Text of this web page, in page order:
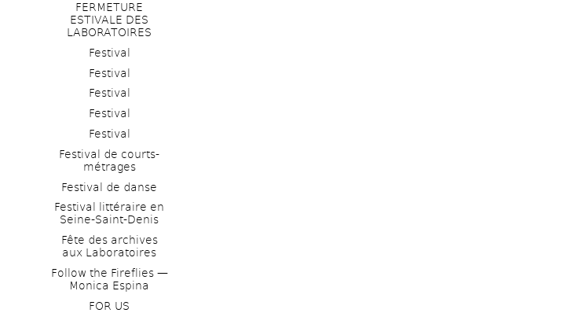
FERMETURE
ESTIVALE DES
LABORATOIRES
Festival
Festival
Festival
Festival
Festival
Festival de courts-
métrages
Festival de danse
Festival littéraire en
Seine-Saint-Denis
Fête des archives
aux Laboratoires
Follow the Fireflies —
Monica Espina
FOR US